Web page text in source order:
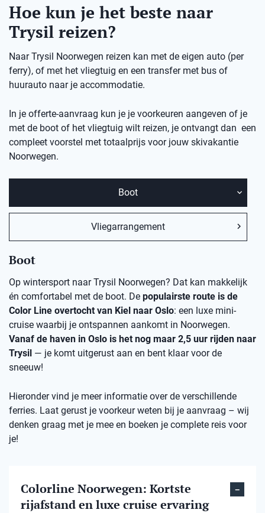
Hoe kun je het beste naar
Trysil reizen?
Naar Trysil Noorwegen reizen kan met de eigen auto (per
ferry), of met het vliegtuig en een transfer met bus of
huurauto naar je accommodatie.
In je offerte-aanvraag kun je je voorkeuren aangeven of je
met de boot of het vliegtuig wilt reizen, je ontvangt dan een
compleet voorstel met totaalprijs voor jouw skivakantie
Noorwegen.
Boot
Vliegarrangement
Boot
Op wintersport naar Trysil Noorwegen? Dat kan makkelijk
én comfortabel met de boot. De populairste route is de
Color Line overtocht van Kiel naar Oslo: een luxe mini-
cruise waarbij je ontspannen aankomt in Noorwegen.
Vanaf de haven in Oslo is het nog maar 2,5 uur rijden naar
Trysil — je komt uitgerust aan en bent klaar voor de
sneeuw!
Hieronder vind je meer informatie over de verschillende
ferries. Laat gerust je voorkeur weten bij je aanvraag – wij
denken graag met je mee en boeken je complete reis voor
je!
Colorline Noorwegen: Kortste
rijafstand en luxe cruise ervaring